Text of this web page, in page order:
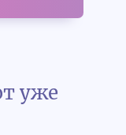
уже